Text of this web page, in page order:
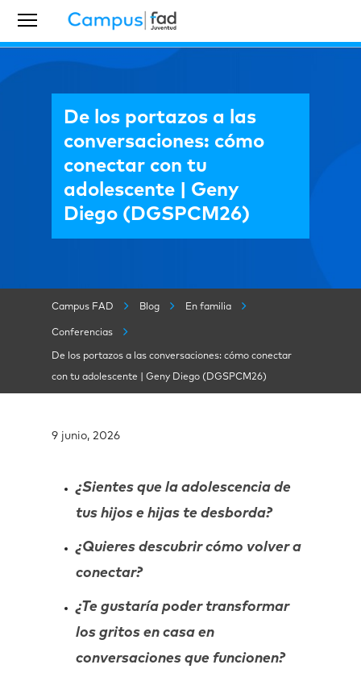
De los portazos a las
conversaciones: cómo
conectar con tu
adolescente | Geny
Diego (DGSPCM26)
Campus FAD Blog En familia
Conferencias
De los portazos a las conversaciones: cómo conectar
con tu adolescente | Geny Diego (DGSPCM26)
9 junio, 2026
¿Sientes que la adolescencia de
tus hijos e hijas te desborda?
¿Quieres descubrir cómo volver a
conectar?
¿Te gustaría poder transformar
los gritos en casa en
conversaciones que funcionen?